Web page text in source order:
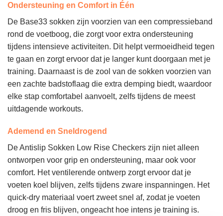
Ondersteuning en Comfort in Één
De Base33 sokken zijn voorzien van een compressieband
rond de voetboog, die zorgt voor extra ondersteuning
tijdens intensieve activiteiten. Dit helpt vermoeidheid tegen
te gaan en zorgt ervoor dat je langer kunt doorgaan met je
training. Daarnaast is de zool van de sokken voorzien van
een zachte badstoflaag die extra demping biedt, waardoor
elke stap comfortabel aanvoelt, zelfs tijdens de meest
uitdagende workouts.
Ademend en Sneldrogend
De Antislip Sokken Low Rise Checkers zijn niet alleen
ontworpen voor grip en ondersteuning, maar ook voor
comfort. Het ventilerende ontwerp zorgt ervoor dat je
voeten koel blijven, zelfs tijdens zware inspanningen. Het
quick-dry materiaal voert zweet snel af, zodat je voeten
droog en fris blijven, ongeacht hoe intens je training is.